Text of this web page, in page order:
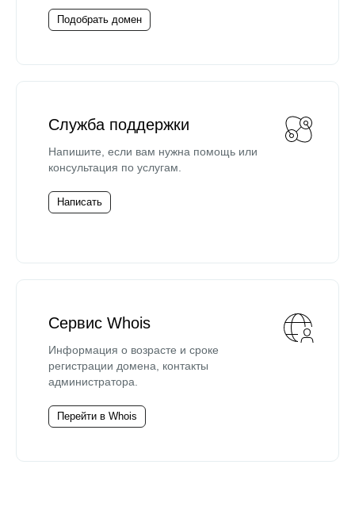
Подобрать домен
Служба поддержки
Напишите, если вам нужна помощь или
консультация по услугам.
Написать
Сервис Whois
Информация о возрасте и сроке
регистрации домена, контакты
администратора.
Перейти в Whois